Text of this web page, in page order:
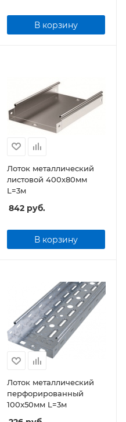
В корзину
Лоток металлический
листовой 400x80мм
L=3м
842руб.
В корзину
Лоток металлический
перфорированный
100x50мм L=3м